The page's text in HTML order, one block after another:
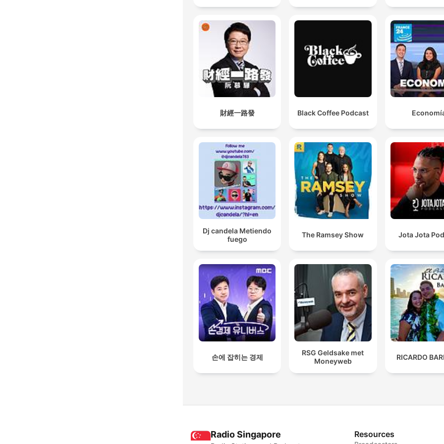
財經一路發 Black Coffee Podcast
Dj candela Metiendo
fuego
The Ramsey Show Jota Jota
손에 잡히는 경제
RSG Geldsake met
Moneyweb
RICARDO
Radio Singapore Resources